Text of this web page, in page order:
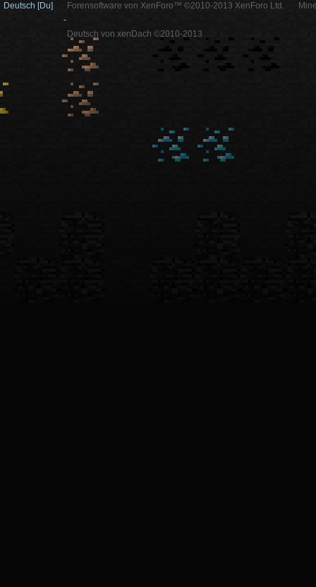
Deutsch [Du]
Forensoftware von XenForo™ ©2010-2013 XenForo Ltd.
-
Deutsch von xenDach ©2010-2013